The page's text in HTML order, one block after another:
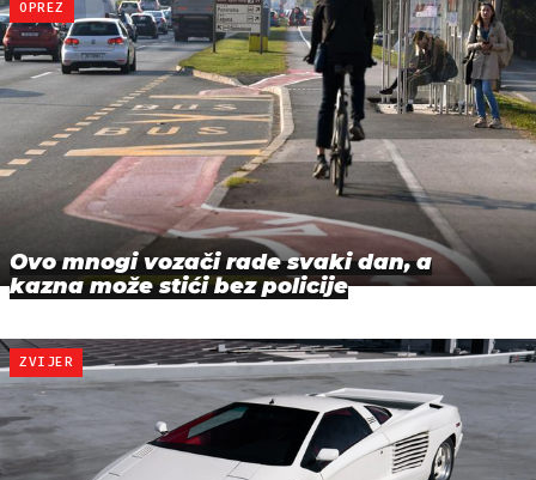
OPREZ
Ovo mnogi vozači rade svaki dan, a
kazna može stići bez policije
ZVIJER